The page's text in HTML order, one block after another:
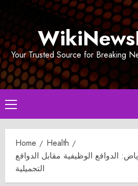
Your Trusted Source for Breaking
Primary
Menu
Home
Health
الدوافع الوظيفية مقابل الدوافع
التجميلية